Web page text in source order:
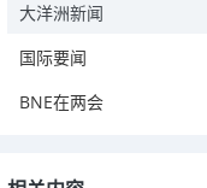
大洋洲新闻
国际要闻
BNE在两会